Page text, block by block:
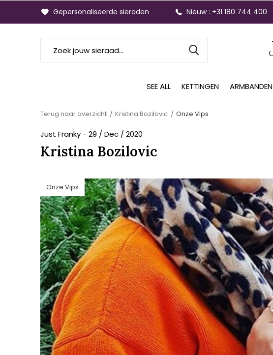
SEE ALL KETTINGEN ARMBANDEN
Gepersonaliseerde sieraden Nieuw : +31 180 744 400
Terug naar overzicht Kristina Bozilovic Onze Vips
Just Franky - 29 / Dec / 2020
Kristina Bozilovic
Onze Vips